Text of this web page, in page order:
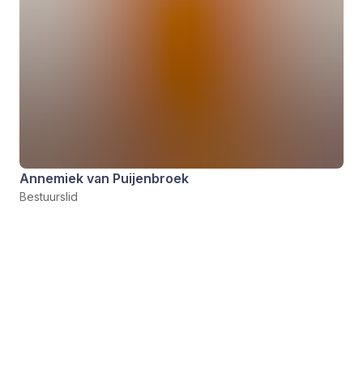
Annemiek van Puijenbroek
Bestuurslid